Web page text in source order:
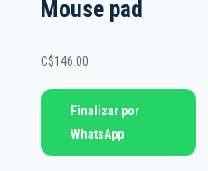
Mouse pad
C$146.00
Finalizar por
WhatsApp